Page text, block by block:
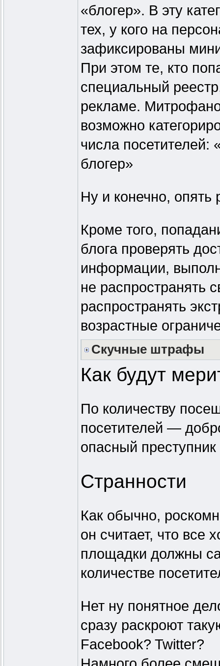
«блогер». В эту
тех, у кого на
зафиксированы
При этом те, кто
специальный
рекламе.
возможно
числа посетителей:
блогер»
Ну и конечно, опять
Кроме того,
блога проверять
информации,
не распространять
распространять
возрастные
Скучные штрафы
Как будут
По количеству
посетителей —
опасный преступник
Странности
Как обычно,
он считает, что все
площадки должны
количестве
Нет ну понятное
сразу раскроют
Facebook? Twitter?